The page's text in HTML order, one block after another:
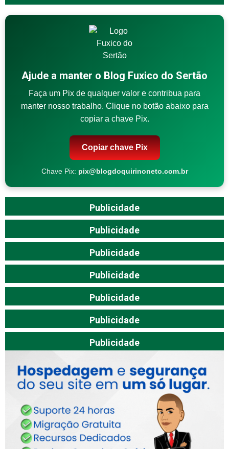
Ajude a manter o Blog Fuxico do Sertão
Faça um Pix de qualquer valor e contribua para
manter nosso trabalho. Clique no botão abaixo para
copiar a chave Pix.
Copiar chave Pix
Chave Pix: pix@blogdoquirinoneto.com.br
Publicidade
Publicidade
Publicidade
Publicidade
Publicidade
Publicidade
Publicidade